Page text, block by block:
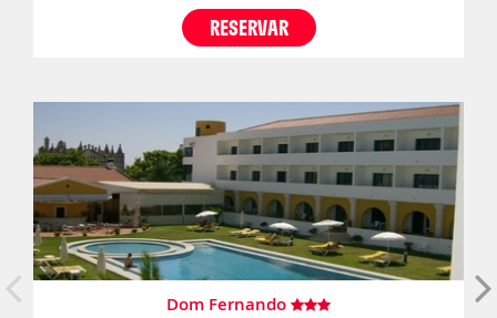
RESERVAR
Dom Fernando